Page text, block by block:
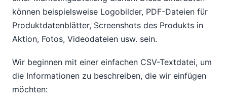
können beispielsweise Logobilder, PDF-Dateien für
Produktdatenblätter, Screenshots des Produkts in
Aktion, Fotos, Videodateien usw. sein.
Wir beginnen mit einer einfachen CSV-Textdatei, um
die Informationen zu beschreiben, die wir einfügen
möchten: